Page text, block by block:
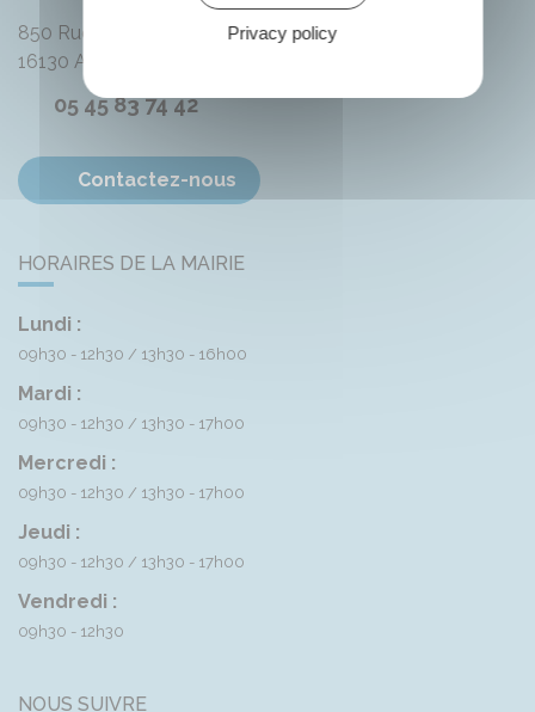
850 Rue des Distilleries
16130 Angeac-Champagne
05 45 83 74 42
Contactez-nous
HORAIRES DE LA MAIRIE
Lundi :
09h30 - 12h30 13h30 - 16h00
Mardi :
09h30 - 12h30 13h30 - 17h00
Mercredi :
09h30 - 12h30 13h30 - 17h00
Jeudi :
09h30 - 12h30 13h30 - 17h00
Vendredi :
09h30 - 12h30
NOUS SUIVRE
Privacy policy